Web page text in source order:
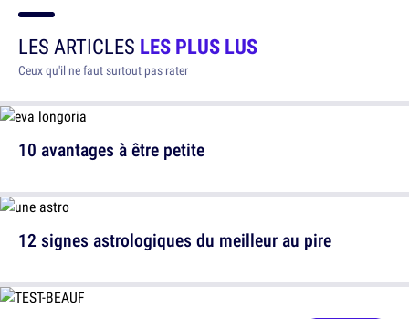
LES ARTICLES LES PLUS LUS
Ceux qu'il ne faut surtout pas rater
10 avantages à être petite
12 signes astrologiques du meilleur au pire